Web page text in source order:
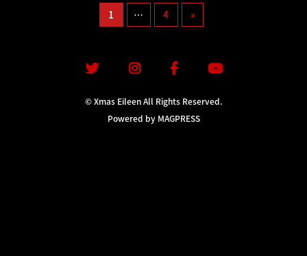
CONTACT
1 …
4
»
© Xmas Eileen All Rights Reserved.
Powered by MAGPRESS